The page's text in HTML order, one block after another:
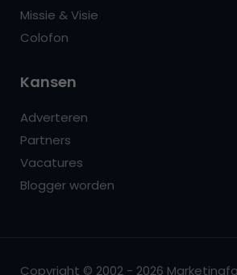
Missie & Visie
Colofon
Kansen
Adverteren
Partners
Vacatures
Blogger worden
Copyright © 2002 - 2026